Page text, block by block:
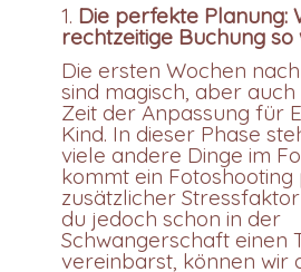
1. Die perfekte Planung:
rechtzeitige Buchung so
Die ersten Wochen
sind magisch, aber auch
Zeit der Anpassung für
Kind. In dieser Phase
viele andere Dinge im
kommt ein Fotoshooting
zusätzlicher
du jedoch schon in der
Schwangerschaft einen
vereinbarst, können wir